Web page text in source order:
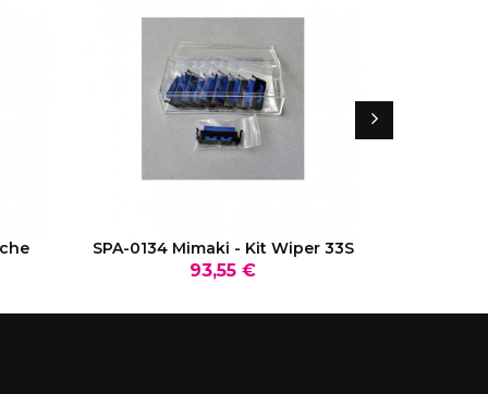
VOIR LE PRODUIT
SPA-0134 Mimaki - Kit Wiper 33S
Prix
93,55 €